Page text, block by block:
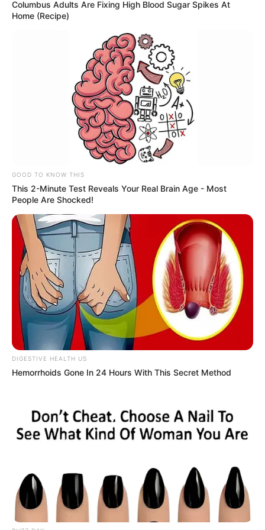
São Paulo roda o elenco, mantém a invencibilidade e chega
26.fevereiro.2026.Atualizado
WhatsApp: Rede do JASB |Vitória fora de casa pelo Brasileiro
permite descanso de titulares e aumenta confiança para a semifinal
diante do Palmeiras.
-ad3
O São Paulo voltou de Curitiba com motivos para comemorar após
vencer o Coritiba por 1 a 0, no Couto Pereira, pela quarta rodada
do Campeonato Brasileiro.
O triunfo manteve a invencibilidade da equipe na competição e
fortaleceu o ambiente para a sequência da temporada.
Planejamento focado na semifinal
Pensando na semifinal do Campeonato Paulista, o técnico Hernán
Apenas o goleiro Rafael e o zagueiro Alan Franco iniciaram a
partida. O defensor, no entanto, recebeu cartão e está suspenso
para o confronto decisivo.
Columbus Adults Are Fixing High Blood Sugar Spikes At
Home (Recipe)
GOOD TO KNOW THIS
This 2-Minute Test Reveals Your Real Brain Age - Most
People Are Shocked!
DIGESTIVE HEALTH US
Hemorrhoids Gone In 24 Hours With This Secret Method